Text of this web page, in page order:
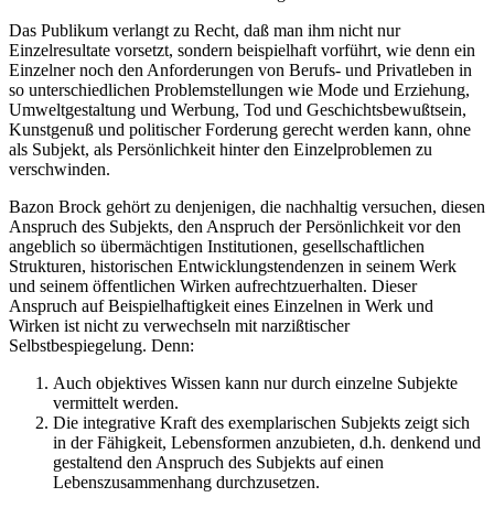
Das Publikum verlangt zu Recht, daß man ihm nicht nur
Einzelresultate vorsetzt, sondern beispielhaft vorführt, wie denn ein
Einzelner noch den Anforderungen von Berufs- und Privatleben in
so unterschiedlichen Problemstellungen wie Mode und Erziehung,
Umweltgestaltung und Werbung, Tod und Geschichtsbewußtsein,
Kunstgenuß und politischer Forderung gerecht werden kann, ohne
als Subjekt, als Persönlichkeit hinter den Einzelproblemen zu
verschwinden.
Bazon Brock gehört zu denjenigen, die nachhaltig versuchen, diesen
Anspruch des Subjekts, den Anspruch der Persönlichkeit vor den
angeblich so übermächtigen Institutionen, gesellschaftlichen
Strukturen, historischen Entwicklungstendenzen in seinem Werk
und seinem öffentlichen Wirken aufrechtzuerhalten. Dieser
Anspruch auf Beispielhaftigkeit eines Einzelnen in Werk und
Wirken ist nicht zu verwechseln mit narzißtischer
Selbstbespiegelung. Denn:
Auch objektives Wissen kann nur durch einzelne Subjekte
vermittelt werden.
Die integrative Kraft des exemplarischen Subjekts zeigt sich
in der Fähigkeit, Lebensformen anzubieten, d.h. denkend und
gestaltend den Anspruch des Subjekts auf einen
Lebenszusammenhang durchzusetzen.